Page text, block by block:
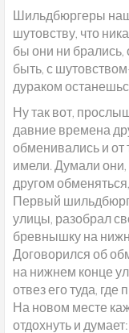
Шильдбюргеры
шутовству, что
бы они ни брались,
быть, с
дураком
Ну так вот,
давние времена
обменивались и
имели. Думали
другом
Первый
улицы, разобрал
бревнышку на
Договорился об
на нижнем конце
отвез его туда,
На новом месте
отдохнуть и